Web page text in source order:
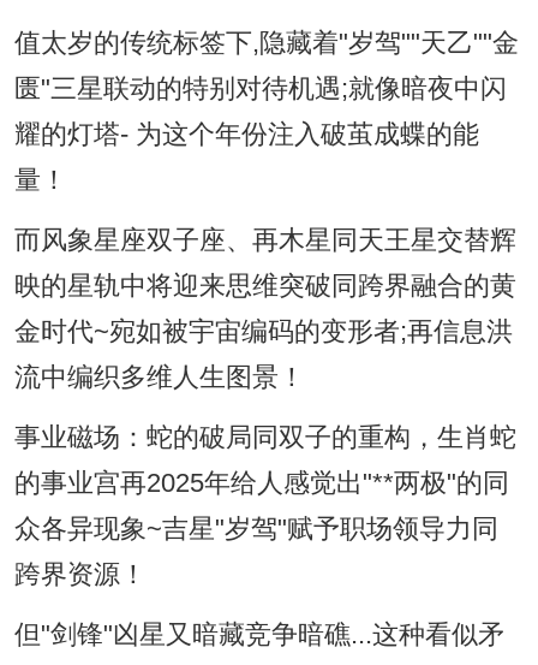
值太岁的传统标签下,隐藏着"岁驾""天乙""金
匮"三星联动的特别对待机遇;就像暗夜中闪
耀的灯塔- 为这个年份注入破茧成蝶的能
量！
而风象星座双子座、再木星同天王星交替辉
映的星轨中将迎来思维突破同跨界融合的黄
金时代~宛如被宇宙编码的变形者;再信息洪
流中编织多维人生图景！
事业磁场：蛇的破局同双子的重构，生肖蛇
的事业宫再2025年给人感觉出"**两极"的同
众各异现象~吉星"岁驾"赋予职场领导力同
跨界资源！
但"剑锋"凶星又暗藏竞争暗礁...这种看似矛